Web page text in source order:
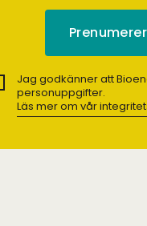
Jag godkänner att
personuppgifter.
Läs mer om vår